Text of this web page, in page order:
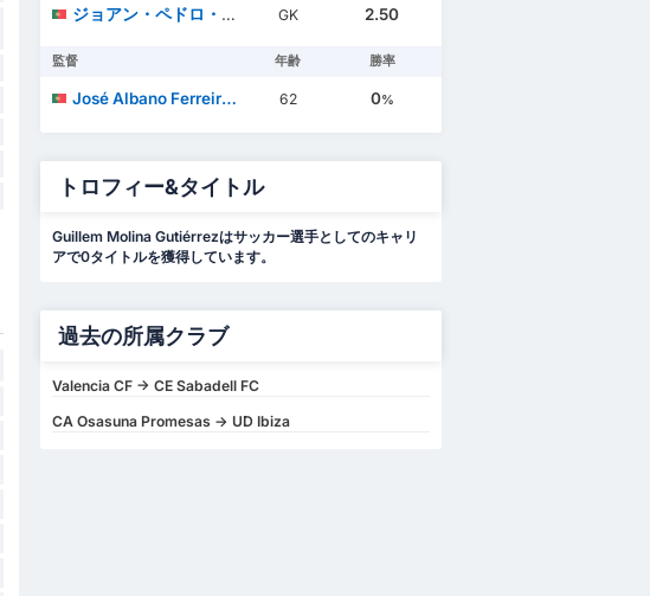
ジョアン・ペドロ・オリヴェリア・ゴンサウヴェス
GK 2.50
監督 年齢 勝率
José Albano Ferreira da Mota 62 0%
トロフィー&タイトル
Guillem Molina Gutiérrezはサッカー選手としてのキャリ
アで0タイトルを獲得しています。
過去の所属クラブ
Valencia CF -> CE Sabadell FC
CA Osasuna Promesas -> UD Ibiza